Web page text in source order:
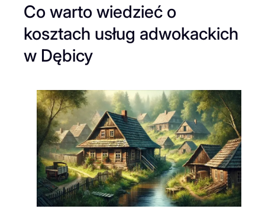
Co warto wiedzieć o
kosztach usług adwokackich
w Dębicy